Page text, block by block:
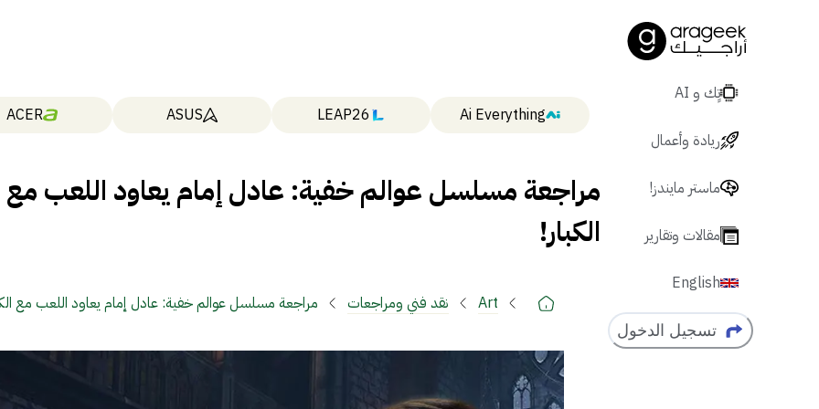
تٍك و AI
ريادة وأعمال
ماستر مايندز!
مقالات وتقارير
English
تسجيل الدخول
Ai Everything
LEAP26
ASUS
ACER
مراجعة مسلسل عوالم خفية: عادل إمام يعاود اللعب مع
الكبار!
Art نقد فني ومراجعات مراجعة مسلسل عوالم خفية: عادل إمام يعاود اللعب مع